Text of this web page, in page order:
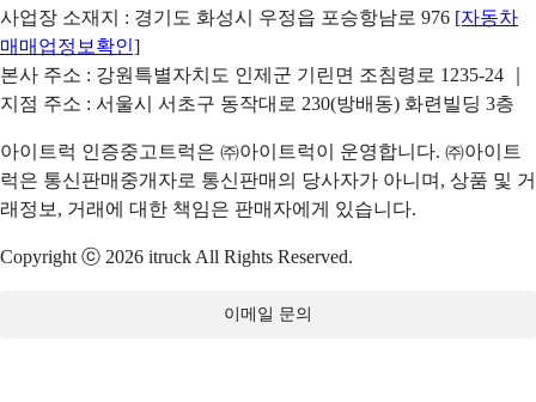
사업장 소재지 : 경기도 화성시 우정읍 포승항남로 976 [자동차
매매업정보확인]
본사 주소 : 강원특별자치도 인제군 기린면 조침령로 1235-24 ｜
지점 주소 : 서울시 서초구 동작대로 230(방배동) 화련빌딩 3층
아이트럭 인증중고트럭은 ㈜아이트럭이 운영합니다. ㈜아이트
럭은 통신판매중개자로 통신판매의 당사자가 아니며, 상품 및 거
래정보, 거래에 대한 책임은 판매자에게 있습니다.
Copyright ⓒ 2026 itruck All Rights Reserved.
이메일 문의